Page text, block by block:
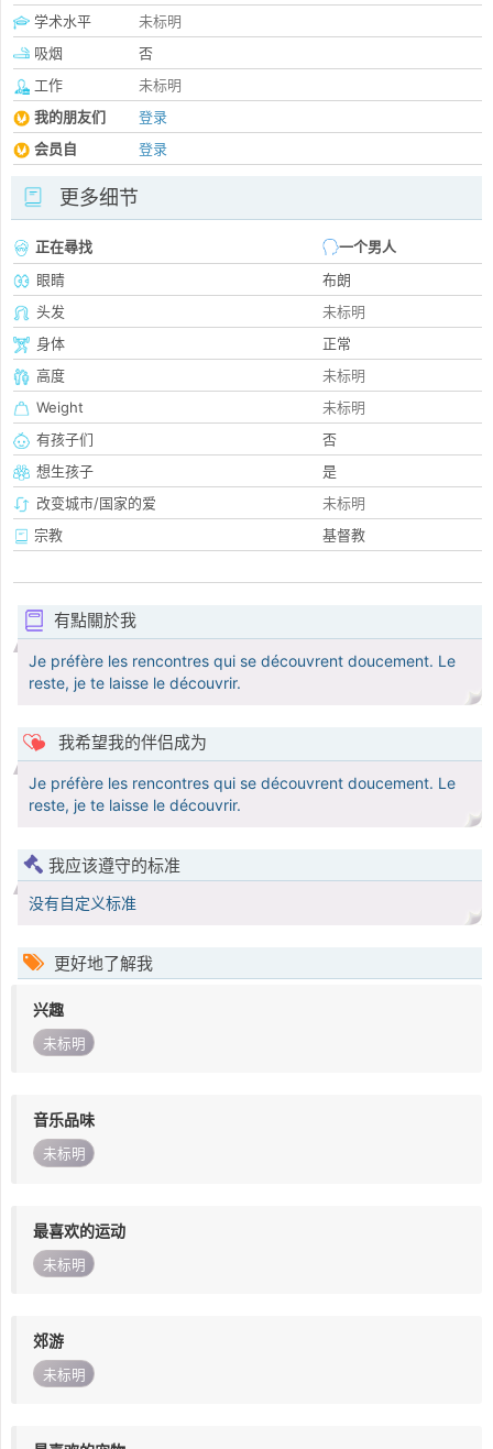
学术水平
未标明
吸烟
否
工作
未标明
我的朋友们
登录
会员自
登录
更多细节
正在尋找
一个男人
眼睛
布朗
头发
未标明
身体
正常
高度
未标明
Weight
未标明
有孩子们
否
想生孩子
是
改变城市/国家的爱
未标明
宗教
基督教
有點關於我
Je préfère les rencontres qui se découvrent doucement. Le
reste, je te laisse le découvrir.
我希望我的伴侣成为
Je préfère les rencontres qui se découvrent doucement. Le
reste, je te laisse le découvrir.
我应该遵守的标准
没有自定义标准
更好地了解我
兴趣
未标明
音乐品味
未标明
最喜欢的运动
未标明
郊游
未标明